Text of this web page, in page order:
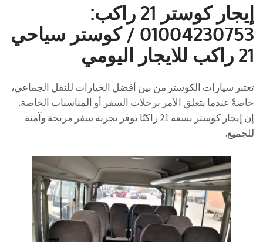
إيجار كوستر 21 راكب:
01004230753 / كوستر سياحي
21 راكب للايجار اليومي
تعتبر سيارات الكوستر من بين أفضل الخيارات للنقل الجماعي،
خاصةً عندما يتعلق الأمر برحلات السفر أو المناسبات الخاصة.
إن إيجار كوستر بسعة 21 راكبًا يوفر تجربة سفر مريحة وآمنة
للجميع.